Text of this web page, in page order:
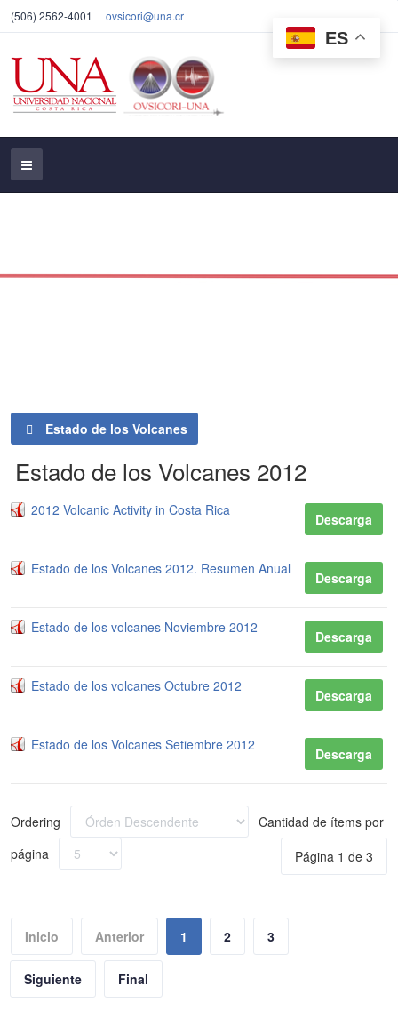
(506) 2562-4001 ovsicori@una.cr
ES
Estado de los Volcanes
Estado de los Volcanes 2012
2012 Volcanic Activity in Costa Rica
Descarga
Estado de los Volcanes 2012. Resumen Anual
Descarga
Estado de los volcanes Noviembre 2012
Descarga
Estado de los volcanes Octubre 2012
Descarga
Estado de los Volcanes Setiembre 2012
Descarga
Ordering
Cantidad de ítems por
página
Página 1 de 3
Inicio Anterior 1 2 3
Siguiente Final